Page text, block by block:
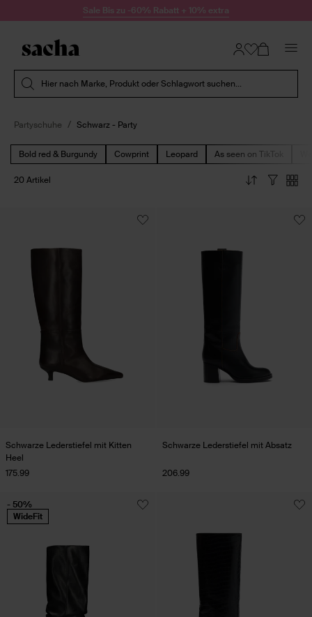
Zum Inhalt springenSale Bis zu -60% Rabatt + 10% extra
Hier nach Marke, Produkt oder Schlagwort suchen...
Partyschuhe Schwarz - Party
Bold red & Burgundy Cowprint Leopard As seen on TikTok
20 Artikel
Schwarze Lederstiefel mit Kitten
Heel
175.99
Schwarze Lederstiefel mit Absatz
206.99
- 50%
WideFit